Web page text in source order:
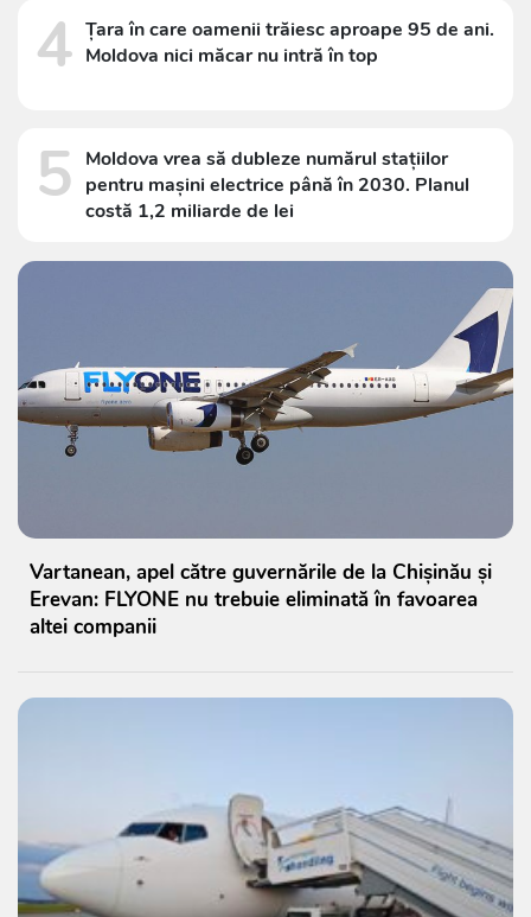
4 Țara în care oamenii trăiesc aproape 95 de ani.
Moldova nici măcar nu intră în top
5 Moldova vrea să dubleze numărul stațiilor
pentru mașini electrice până în 2030. Planul
costă 1,2 miliarde de lei
Vartanean, apel către guvernările de la Chișinău și
Erevan: FLYONE nu trebuie eliminată în favoarea
altei companii